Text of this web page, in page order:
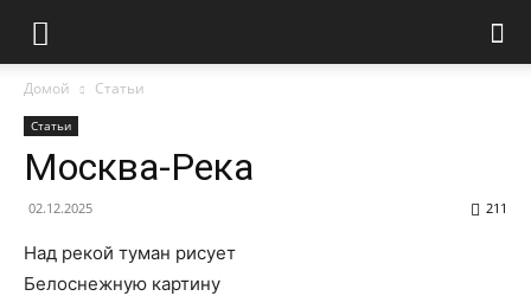
Домой Статьи
Статьи
Москва-Река
02.12.2025 211
Над рекой туман рисует
Белоснежную картину